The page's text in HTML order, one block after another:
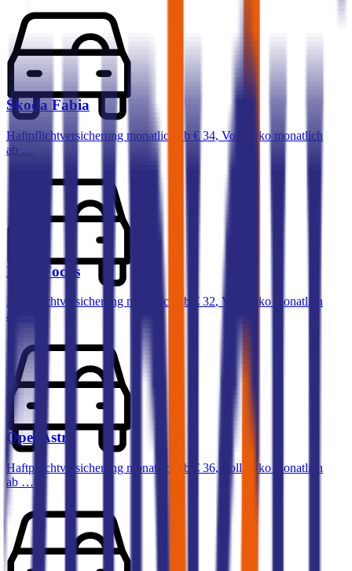
Skoda Fabia
Haftpflichtversicherung monatlich ab € 34, Vollkasko monatlich
ab …
Ford Focus
Haftpflichtversicherung monatlich ab € 32, Vollkasko monatlich
ab …
Opel Astra
Haftpflichtversicherung monatlich ab € 36,
Vollkasko monatlich
ab …